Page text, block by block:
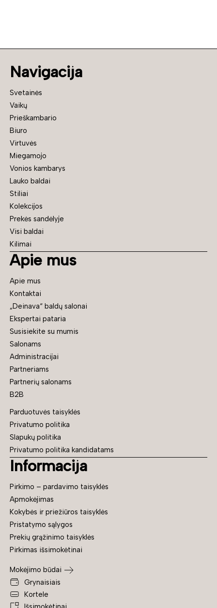
Navigacija
Svetainės
Vaikų
Prieškambario
Biuro
Virtuvės
Miegamojo
Vonios kambarys
Lauko baldai
Stiliai
Kolekcijos
Prekės sandėlyje
Visi baldai
Kilimai
Apie mus
Apie mus
Kontaktai
„Deinava“ baldų salonai
Ekspertai pataria
Susisiekite su mumis
Salonams
Administracijai
Partneriams
Partnerių salonams
B2B
Parduotuvės taisyklės
Privatumo politika
Slapukų politika
Privatumo politika kandidatams
Informacija
Pirkimo – pardavimo taisyklės
Apmokėjimas
Kokybės ir priežiūros taisyklės
Pristatymo sąlygos
Prekių grąžinimo taisyklės
Pirkimas išsimokėtinai
Mokėjimo būdai
Grynaisiais
Kortele